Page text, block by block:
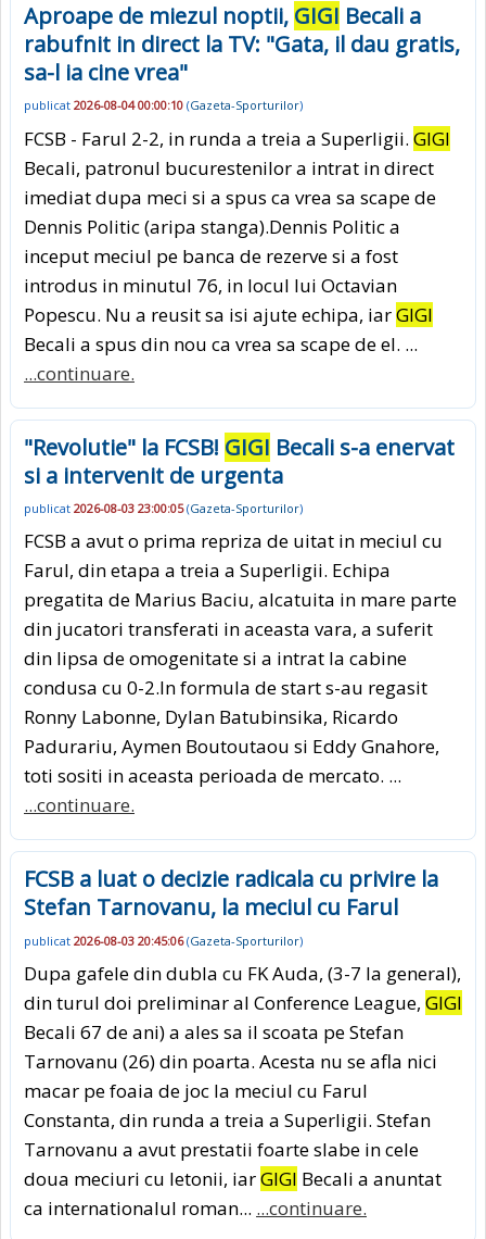
Aproape de miezul noptii, GIGI Becali a
rabufnit in direct la TV: "Gata, il dau gratis,
sa-l ia cine vrea"
publicat 2026-08-04 00:00:10 (Gazeta-Sporturilor)
FCSB - Farul 2-2, in runda a treia a Superligii. GIGI
Becali, patronul bucurestenilor a intrat in direct
imediat dupa meci si a spus ca vrea sa scape de
Dennis Politic (aripa stanga).Dennis Politic a
inceput meciul pe banca de rezerve si a fost
introdus in minutul 76, in locul lui Octavian
Popescu. Nu a reusit sa isi ajute echipa, iarGIGI
Becali a spus din nou ca vrea sa scape de el. ...
...continuare.
"Revolutie" la FCSB! GIGI Becali s-a enervat
si a intervenit de urgenta
publicat 2026-08-03 23:00:05(Gazeta-Sporturilor)
FCSB a avut o prima repriza de uitat in meciul cu
Farul, din etapa a treia a Superligii. Echipa
pregatita de Marius Baciu, alcatuita in mare parte
din jucatori transferati in aceasta vara, a suferit
din lipsa de omogenitate si a intrat la cabine
condusa cu 0-2.In formula de start s-au regasit
Ronny Labonne, Dylan Batubinsika, Ricardo
Padurariu, Aymen Boutoutaou si Eddy Gnahore,
toti sositi in aceasta perioada de mercato. ...
...continuare.
FCSB a luat o decizie radicala cu privire la
Stefan Tarnovanu, la meciul cu Farul
publicat 2026-08-03 20:45:06(Gazeta-Sporturilor)
Dupa gafele din dubla cu FK Auda, (3-7 la general),
din turul doi preliminar al Conference League, GIGI
Becali 67 de ani) a ales sa il scoata pe Stefan
Tarnovanu (26) din poarta. Acesta nu se afla nici
macar pe foaia de joc la meciul cu Farul
Constanta, din runda a treia a Superligii. Stefan
Tarnovanu a avut prestatii foarte slabe in cele
doua meciuri cu letonii, iarGIGI Becali a anuntat
ca internationalul roman... ...continuare.